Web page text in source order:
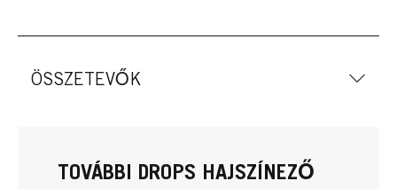
ÖSSZETEVŐK
TOVÁBBI DROPS HAJSZÍNEZŐ